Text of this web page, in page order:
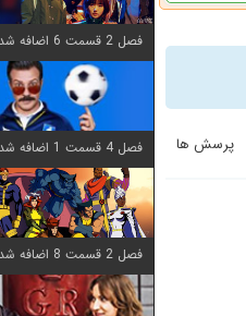
پرسش ها
فصل 2 قسمت 6 اضافه شد
فصل 4 قسمت 1 اضافه شد
فصل 2 قسمت 8 اضافه شد